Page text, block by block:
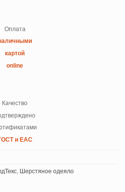
Оплата
картой
online
Качество
и ЕАС
, Шерстяное одеяло